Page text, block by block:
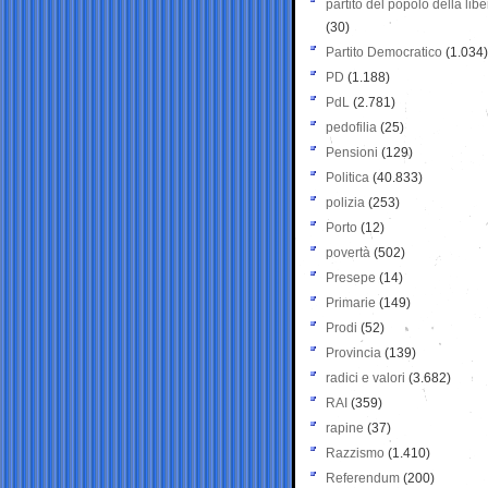
partito del popolo della
(30)
Partito Democratico (1.034)
PD (1.188)
PdL (2.781)
pedofilia (25)
Pensioni (129)
Politica (40.833)
polizia (253)
Porto (12)
povertà (502)
Presepe (14)
Primarie (149)
Prodi (52)
Provincia (139)
radici e valori (3.682)
RAI (359)
rapine (37)
Razzismo (1.410)
Referendum (200)